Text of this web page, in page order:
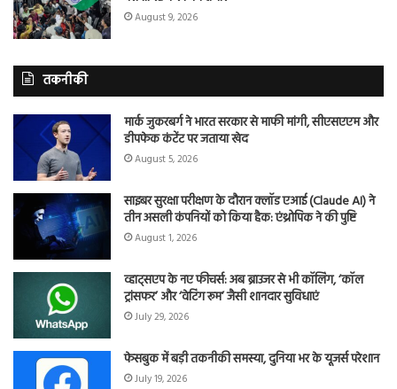
August 9, 2026
तकनीकी
मार्क जुकरबर्ग ने भारत सरकार से माफी मांगी, सीएसएएम और
डीपफेक कंटेंट पर जताया खेद
August 5, 2026
साइबर सुरक्षा परीक्षण के दौरान क्लॉड एआई (Claude AI) ने
तीन असली कंपनियों को किया हैक: एंथ्रोपिक ने की पुष्टि
August 1, 2026
व्हाट्सएप के नए फीचर्स: अब ब्राउजर से भी कॉलिंग, ‘कॉल
ट्रांसफर’ और ‘वेटिंग रूम’ जैसी शानदार सुविधाएं
July 29, 2026
फेसबुक में बड़ी तकनीकी समस्या, दुनिया भर के यूजर्स परेशान
July 19, 2026